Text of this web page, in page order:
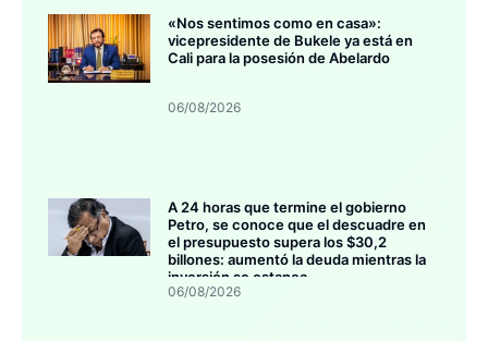
«Nos sentimos como en casa»:
vicepresidente de Bukele ya está en
Cali para la posesión de Abelardo
06/08/2026
A 24 horas que termine el gobierno
Petro, se conoce que el descuadre en
el presupuesto supera los $30,2
billones: aumentó la deuda mientras la
inversión se estanca
06/08/2026